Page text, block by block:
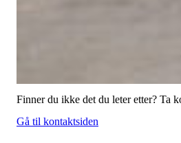
Finner du ikke det du leter etter? Ta
Gå til kontaktsiden